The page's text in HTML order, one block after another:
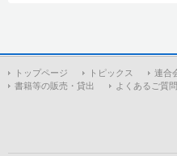
トップページ トピックス 連合
書籍等の販売・貸出
よくあるご質問